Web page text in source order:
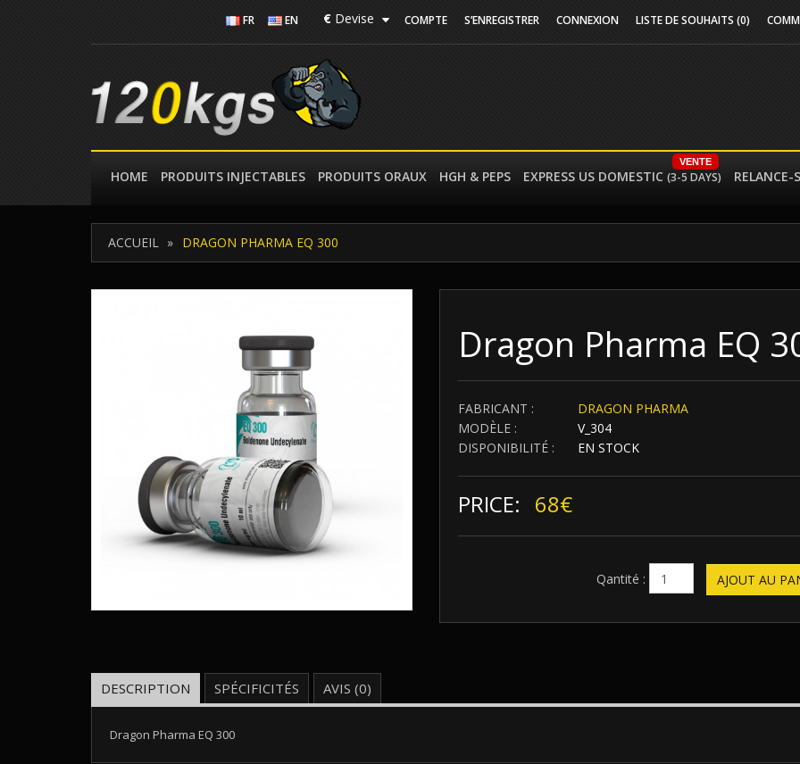
FR EN € Devise COMPTE S’ENREGISTRER CONNEXION LISTE DE SOUHAITS (0)
HOME PRODUITS INJECTABLES PRODUITS ORAUX HGH & PEPS EXPRESS US DOMESTIC (3-5 DAYS)
VENTE
RELANCE-
ACCUEIL DRAGON PHARMA EQ 300
Dragon Pharma EQ
FABRICANT :
DRAGON PHARMA
MODÈLE :
V_304
DISPONIBILITÉ :
EN STOCK
PRICE: 68€
Qantité : AJOUT AU
DESCRIPTION SPÉCIFICITÉS AVIS (0)
Dragon Pharma EQ 300